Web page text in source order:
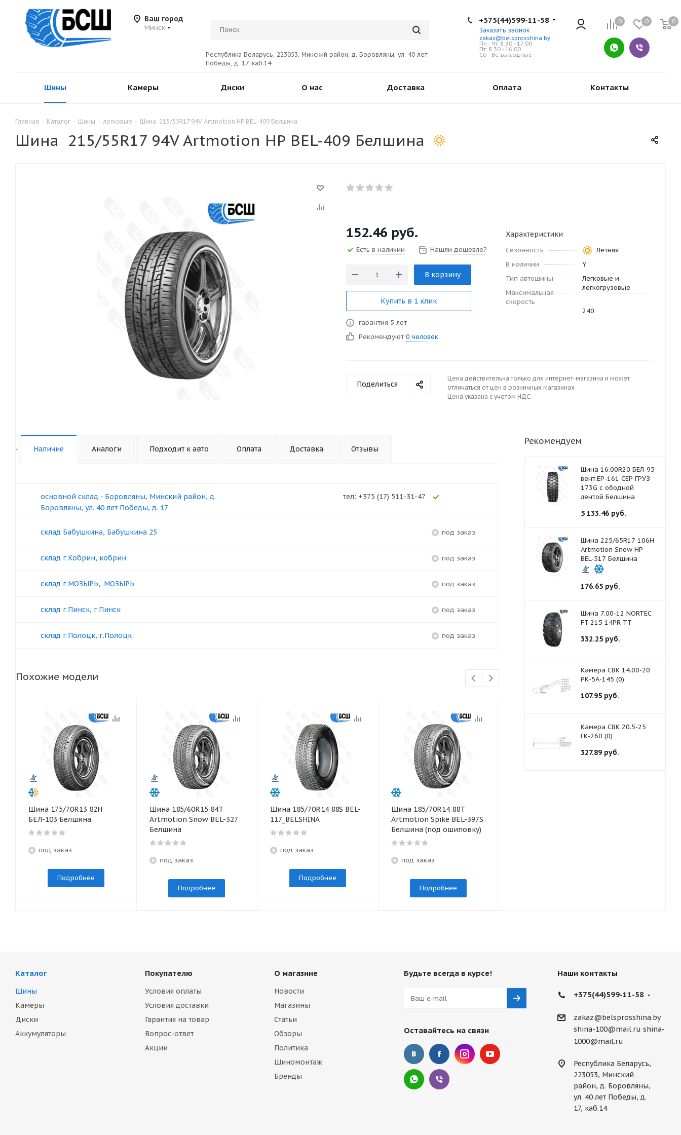
Ваш город
Минск
Республика Беларусь, 223053, Минский район, д. Боровляны, ул. 40 лет
Победы, д. 17, каб.14
0 0 0
+375(44)599-11-58
Заказать звонок
zakaz@belsprosshina.by
Пн - Чт: 8.30 - 17.00
Пт: 8.30 - 16.00
Сб - Вс: выходные
Шины Камеры Диски О нас Доставка Оплата Контакты
Главная - Каталог - Шины - легковые - Шина 215/55R17 94V Artmotion НР BEL-409 Белшина
Шина 215/55R17 94V Artmotion НР BEL-409 Белшина
152.46 руб.
Есть в наличии Нашли дешевле?
В корзину
Купить в 1 клик
гарантия 5 лет
Рекомендуют 0 человек
Характеристики
Сезонность
Летняя
В наличии
Y
Тип автошины
Легковые и
легкогрузовые
Максимальная
скорость
240
Поделиться
Цена действительна только для интернет-магазина и может
отличаться от цен в розничных магазинах
Цена указана с учетом НДС.
- Наличие Аналоги Подходит к авто Оплата Доставка Отзывы
тел: +375 (17) 511-31-47
основной склад - Боровляны, Минский район, д.
Боровляны, ул. 40 лет Победы, д. 17
под заказ
склад Бабушкина, Бабушкина 25
под заказ
склад г.Кобрин, кобрин
под заказ
склад г.МОЗЫРЬ, .МОЗЫРЬ
под заказ
склад г.Пинск, г.Пинск
под заказ
склад г.Полоцк, г.Полоцк
Похожие модели
Шина 175/70R13 82Н
БЕЛ-103 Белшина
под заказ
Подробнее
Шина 185/60R15 84T
Artmotion Snow BEL-327
Белшина
под заказ
Подробнее
Шина 185/70R14 88S BEL-
117_BELSHINA
под заказ
Подробнее
Шина 185/70R14 88T
Artmotion Spike BEL-397S
Белшина (под ошиповку)
под заказ
Подробнее
Рекомендуем
Шина 16.00R20 БЕЛ-95
вент.ЕР-161 СЕР ГРУЗ
173G с ободной
лентой Белшина
5 133.46 руб.
Шина 225/65R17 106H
Artmotion Snow HP
BEL-517 Белшина
176.65 руб.
Шина 7.00-12 NORTEC
FT-215 14PR ТТ
332.25 руб.
Камера СВК 14.00-20
РК-5А-145 (0)
107.95 руб.
Камера СВК 20.5-25
ГК-260 (0)
327.89 руб.
Каталог
Шины
Камеры
Диски
Аккумуляторы
Покупателю
Условия оплаты
Условия доставки
Гарантия на товар
Вопрос-ответ
Акции
О магазине
Новости
Магазины
Статьи
Обзоры
Политика
Шиномонтаж
Бренды
Будьте всегда в курсе!
Оставайтесь на связи
Наши контакты
+375(44)599-11-58
zakaz@belsprosshina.by
shina-100@mail.ru shina-
1000@mail.ru
Республика Беларусь,
223053, Минский
район, д. Боровляны,
ул. 40 лет Победы, д.
17, каб.14